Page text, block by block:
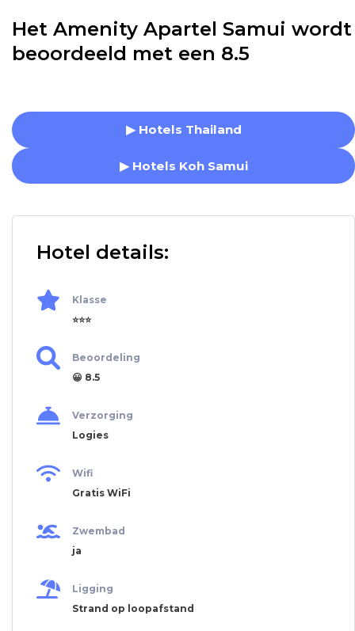
Het Amenity Apartel Samui wordt
beoordeeld met een 8.5
▶ Hotels Thailand
▶ Hotels Koh Samui
Hotel details:
Klasse
⭐⭐⭐
Beoordeling
😀 8.5
Verzorging
Logies
Wifi
Gratis WiFi
Zwembad
ja
Ligging
Strand op loopafstand